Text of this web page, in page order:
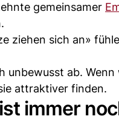
gemeinsamer
ziehen sich an»
unbewusst ab.
attraktiver finden.
immer